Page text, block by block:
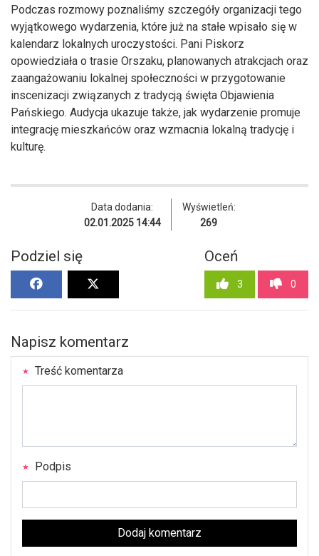
Podczas rozmowy poznaliśmy szczegóły organizacji tego
wyjątkowego wydarzenia, które już na stałe wpisało się w
kalendarz lokalnych uroczystości. Pani Piskorz
opowiedziała o trasie Orszaku, planowanych atrakcjach oraz
zaangażowaniu lokalnej społeczności w przygotowanie
inscenizacji związanych z tradycją święta Objawienia
Pańskiego. Audycja ukazuje także, jak wydarzenie promuje
integrację mieszkańców oraz wzmacnia lokalną tradycję i
kulturę.
Data dodania:
02.01.2025 14:44
Wyświetleń:
269
Podziel się Oceń
3 0
Napisz komentarz
Treść komentarza
Podpis
Dodaj komentarz